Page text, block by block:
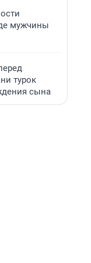
мужчины
турок
сына